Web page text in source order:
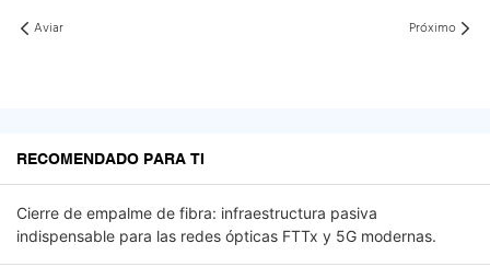
Aviar Próximo
RECOMENDADO PARA TI
Cierre de empalme de fibra: infraestructura pasiva
indispensable para las redes ópticas FTTx y 5G modernas.